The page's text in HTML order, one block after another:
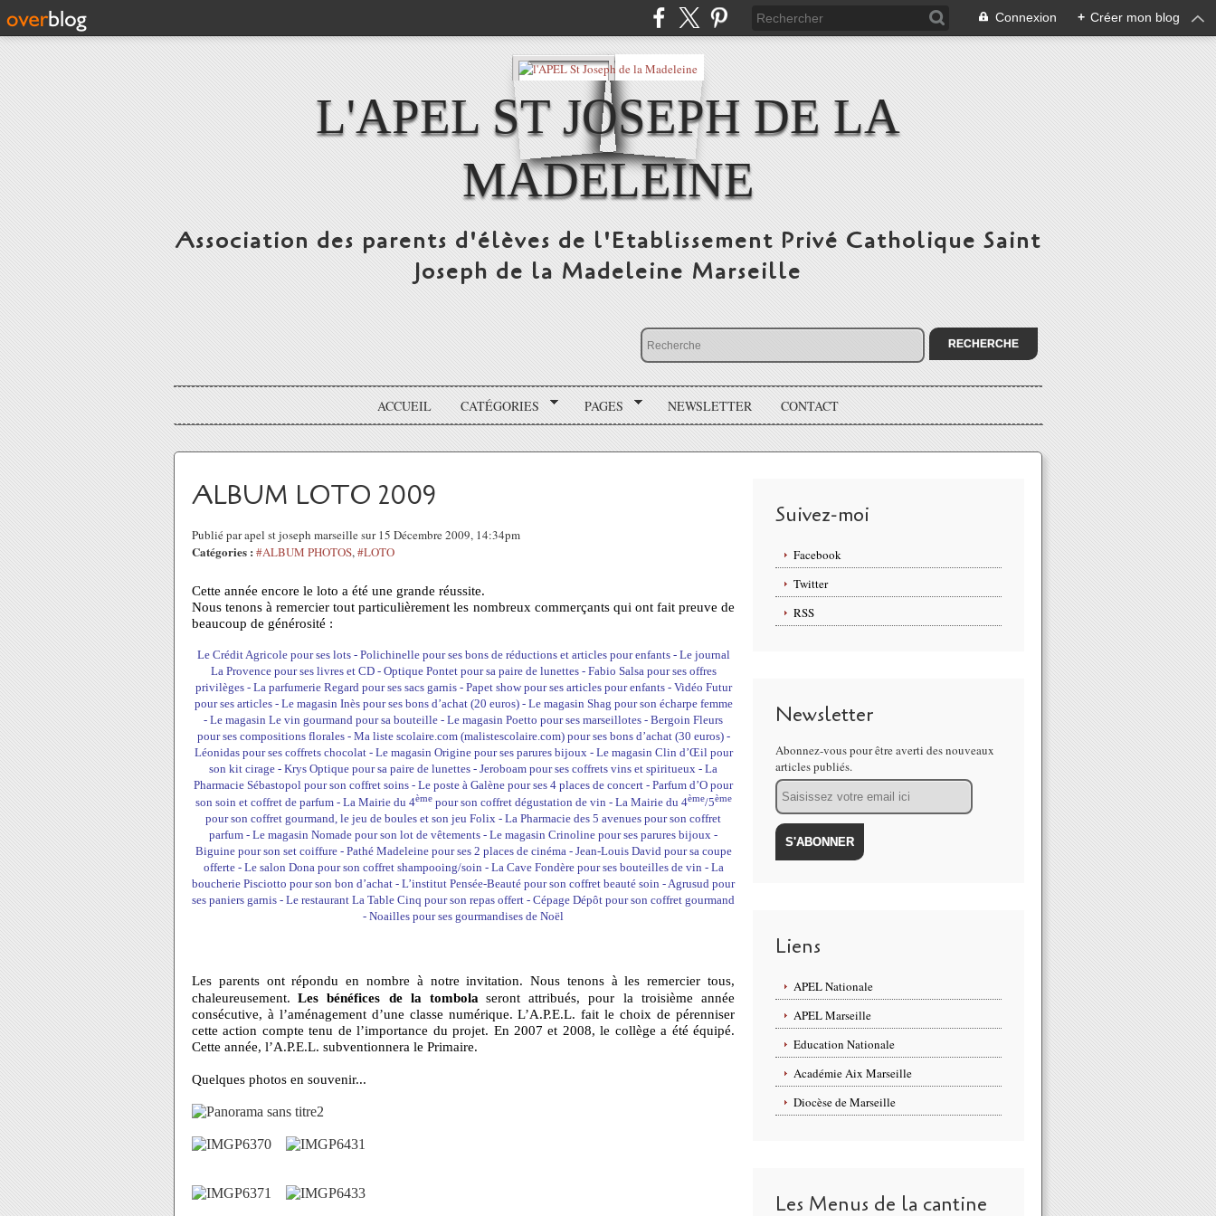
Connexion + Créer mon blog
L'APEL ST JOSEPH DE LA
MADELEINE
Association des parents d'élèves de l'Etablissement Privé Catholique Saint
Joseph de la Madeleine Marseille
ACCUEIL CATÉGORIES PAGES NEWSLETTER CONTACT
ALBUM LOTO 2009
Publié par apel st joseph marseille sur 15 Décembre 2009, 14:34pm
Catégories : #ALBUM PHOTOS,#LOTO
Cette année encore le loto a été une grande réussite.
Nous tenons à remercier tout particulièrement les nombreux commerçants qui ont fait preuve de
beaucoup de générosité :
Le Crédit Agricole pour ses lots - Polichinelle pour ses bons de réductions et articles pour enfants - Le journal
La Provence pour ses livres et CD - Optique Pontet pour sa paire de lunettes - Fabio Salsa pour ses offres
privilèges - La parfumerie Regard pour ses sacs garnis - Papet show pour ses articles pour enfants - Vidéo Futur
pour ses articles - Le magasin Inès pour ses bons d’achat (20 euros) - Le magasin Shag pour son écharpe femme
- Le magasin Le vin gourmand pour sa bouteille - Le magasin Poetto pour ses marseillotes - Bergoin Fleurs
pour ses compositions florales - Ma liste scolaire.com (malistescolaire.com) pour ses bons d’achat (30 euros) -
Léonidas pour ses coffrets chocolat - Le magasin Origine pour ses parures bijoux - Le magasin Clin d’Œil pour
son kit cirage - Krys Optique pour sa paire de lunettes - Jeroboam pour ses coffrets vins et spiritueux - La
Pharmacie Sébastopol pour son coffret soins - Le poste à Galène pour ses 4 places de concert - Parfum d’O pour
son soin et coffret de parfum - La Mairie du 4èmepour son coffret dégustation de vin - La Mairie du 4ème/5ème
pour son coffret gourmand, le jeu de boules et son jeu Folix - La Pharmacie des 5 avenues pour son coffret
parfum - Le magasin Nomade pour son lot de vêtements - Le magasin Crinoline pour ses parures bijoux -
Biguine pour son set coiffure - Pathé Madeleine pour ses 2 places de cinéma - Jean-Louis David pour sa coupe
offerte - Le salon Dona pour son coffret shampooing/soin - La Cave Fondère pour ses bouteilles de vin - La
boucherie Pisciotto pour son bon d’achat - L’institut Pensée-Beauté pour son coffret beauté soin - Agrusud pour
ses paniers garnis - Le restaurant La Table Cinq pour son repas offert - Cépage Dépôt pour son coffret gourmand
- Noailles pour ses gourmandises de Noël
Les parents ont répondu en nombre à notre invitation. Nous tenons à les remercier tous,
chaleureusement. Les bénéfices de la tombola seront attribués, pour la troisième année
consécutive, à l’aménagement d’une classe numérique. L’A.P.E.L. fait le choix de pérenniser
cette action compte tenu de l’importance du projet. En 2007 et 2008, le collège a été équipé.
Cette année, l’A.P.E.L. subventionnera le Primaire.
Quelques photos en souvenir...
Suivez-moi
Facebook
Twitter
RSS
Newsletter
Abonnez-vous pour être averti des nouveaux
articles publiés.
Email
Liens
APEL Nationale
APEL Marseille
Education Nationale
Académie Aix Marseille
Diocèse de Marseille
Les Menus de la cantine